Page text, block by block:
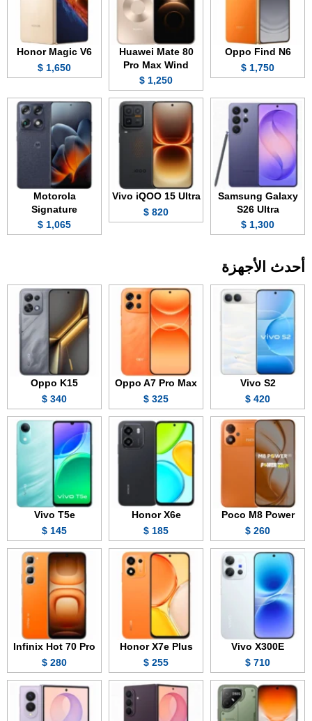
Oppo Find N6
1,750 $
Huawei Mate 80
Pro Max Wind
1,250 $
Honor Magic V6
1,650 $
Samsung Galaxy
S26 Ultra
1,300 $
Vivo iQOO 15 Ultra
820 $
Motorola
Signature
1,065 $
أحدث الأجهزة
Vivo S2
420 $
Oppo A7 Pro Max
325 $
Oppo K15
340 $
Poco M8 Power
260 $
Honor X6e
185 $
Vivo T5e
145 $
Vivo X300E
710 $
Honor X7e Plus
255 $
Infinix Hot 70 Pro
280 $